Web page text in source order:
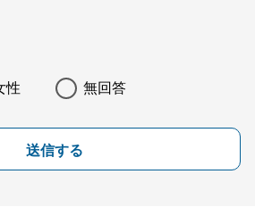
性 無回答
送信する